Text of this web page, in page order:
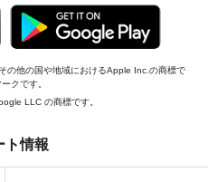
の他の国や地域におけるApple Inc.の商標で
クです。
LLC の商標です。
ト情報